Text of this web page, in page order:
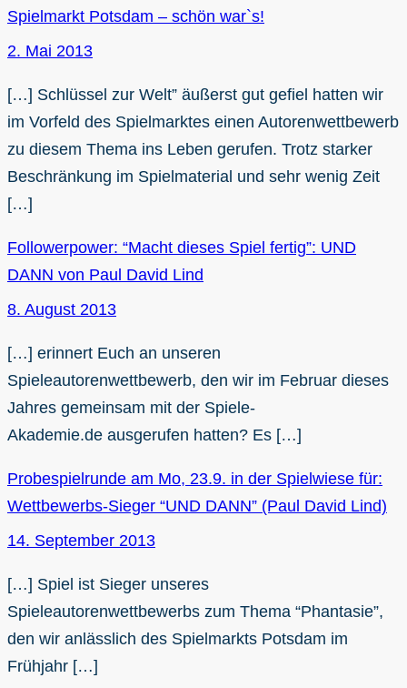
Spielmarkt Potsdam – schön war`s!
2. Mai 2013
[…] Schlüssel zur Welt” äußerst gut gefiel hatten wir
im Vorfeld des Spielmarktes einen Autorenwettbewerb
zu diesem Thema ins Leben gerufen. Trotz starker
Beschränkung im Spielmaterial und sehr wenig Zeit
[…]
Followerpower: “Macht dieses Spiel fertig”: UND
DANN von Paul David Lind
8. August 2013
[…] erinnert Euch an unseren
Spieleautorenwettbewerb, den wir im Februar dieses
Jahres gemeinsam mit der Spiele-
Akademie.de ausgerufen hatten? Es […]
Probespielrunde am Mo, 23.9. in der Spielwiese für:
Wettbewerbs-Sieger “UND DANN” (Paul David Lind)
14. September 2013
[…] Spiel ist Sieger unseres
Spieleautorenwettbewerbs zum Thema “Phantasie”,
den wir anlässlich des Spielmarkts Potsdam im
Frühjahr […]